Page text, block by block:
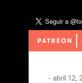
- abril 12,